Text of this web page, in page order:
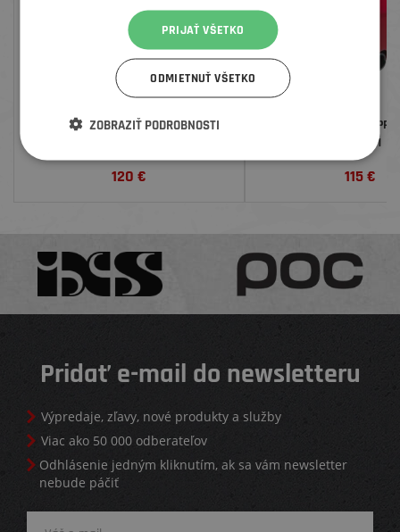
DEITY PEDÁLE BLACK KAT
120 €
DEITY PREDSTAVEC
31,8 MM
115€
Pridať e-mail do newsletteru
Výpredaje, zľavy, nové produkty a služby
Viac ako 50 000 odberateľov
Odhlásenie jedným kliknutím, ak sa vám newsletter
nebude páčiť
PRIJAŤ VŠETKO
ODMIETNUŤ VŠETKO
ZOBRAZIŤ PODROBNOSTI